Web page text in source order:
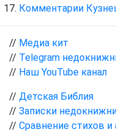
Комментарии
// Медиа кит
// Telegram
// Наш YouTube канал
// Детская Библия
// Записки
// Сравнение стихов и